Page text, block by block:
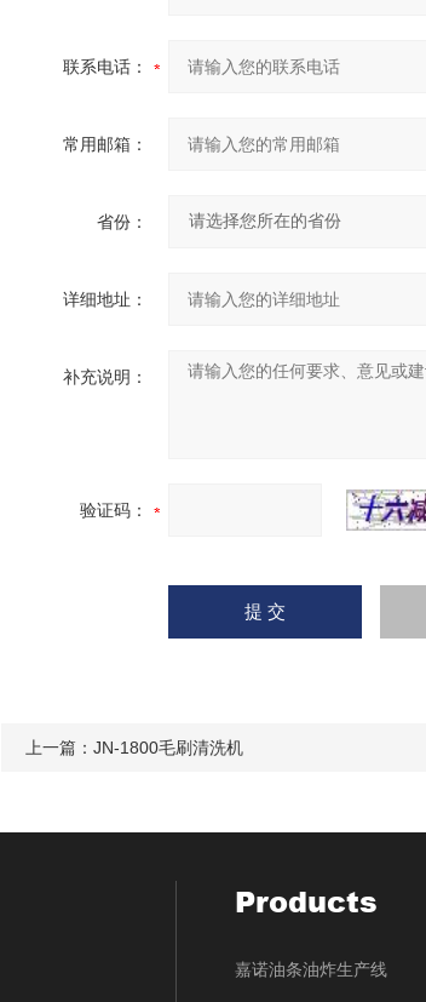
联系电话：
常用邮箱：
省份：
详细地址：
补充说明：
验证码：
上一篇： JN-1800毛刷清洗机
Products
嘉诺油条油炸生产线